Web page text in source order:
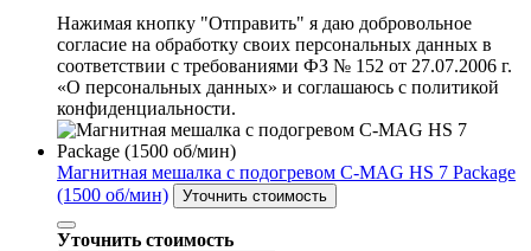
Нажимая кнопку "Отправить" я даю добровольное
согласие на обработку своих персональных данных в
соответствии с требованиями ФЗ № 152 от 27.07.2006 г.
«О персональных данных» и соглашаюсь с политикой
конфиденциальности.
Магнитная мешалка с подогревом C-MAG HS 7 Package
(1500 об/мин)
Уточнить стоимость
Уточнить стоимость